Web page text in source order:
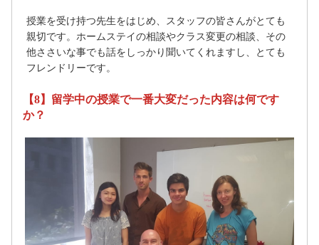
授業を受け持つ先生をはじめ、スタッフの皆さんがとても
親切です。ホームステイの相談やクラス変更の相談、その
他ささいな事でも話をしっかり聞いてくれますし、とても
フレンドリーです。
【8】留学中の授業で一番大変だった内容は何です
か？